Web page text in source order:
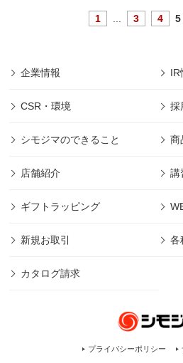
1 3 4 5
企業情報 IR
CSR・環境 採
シモジマのできること 商
店舗紹介 講
ギフトラッピング
新規お取引 各
カタログ請求
プライバシーポリシー